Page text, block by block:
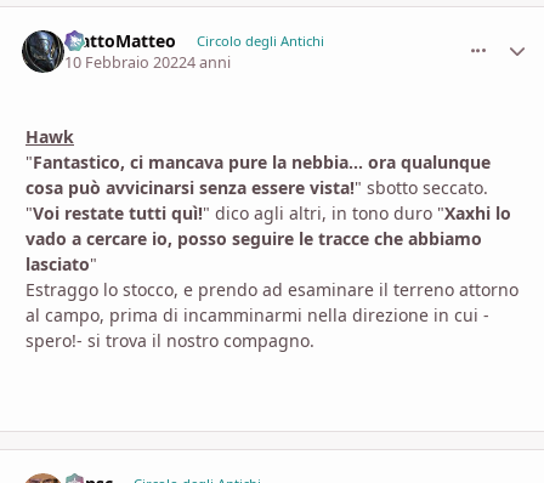
MattoMatteo Circolo degli Antichi
10 Febbraio 20224 anni
Hawk
"Fantastico, ci mancava pure la nebbia... ora qualunque
cosa può avvicinarsi senza essere vista!" sbotto seccato.
"Voi restate tutti quì!" dico agli altri, in tono duro "Xaxhi lo
vado a cercare io, posso seguire le tracce che abbiamo
lasciato"
Estraggo lo stocco, e prendo ad esaminare il terreno attorno
al campo, prima di incamminarmi nella direzione in cui -
spero!- si trova il nostro compagno.